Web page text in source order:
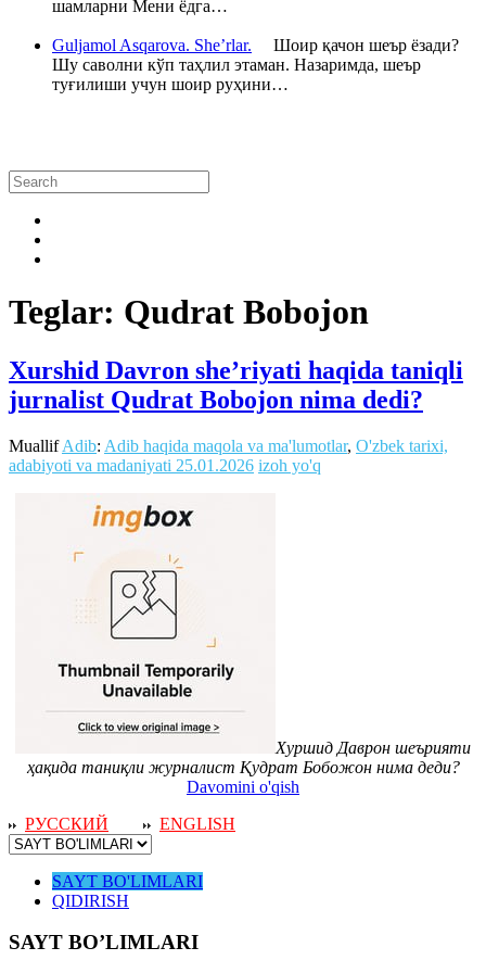
шамларни Мени ёдга…
Guljamol Asqarova. She’rlar. Шоир қачон шеър ёзади?
Шу саволни кўп таҳлил этаман. Назаримда, шеър
туғилиши учун шоир руҳини…
Teglar: Qudrat Bobojon
Xurshid Davron she’riyati haqida taniqli
jurnalist Qudrat Bobojon nima dedi?
MuallifAdib: Adib haqida maqola va ma'lumotlar, O'zbek tarixi,
adabiyoti va madaniyati 25.01.2026 izoh yo'q
Хуршид Даврон шеърияти
ҳақида таниқли журналист Қудрат Бобожон нима деди?
Davomini o'qish
РУССКИЙ
ENGLISH
SAYT BO'LIMLARI
QIDIRISH
SAYT BO’LIMLARI